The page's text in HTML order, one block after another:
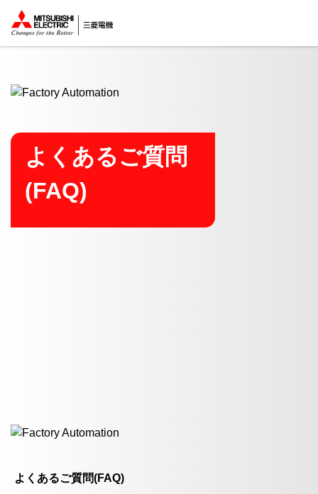
ここから本文
よくあるご質問
(FAQ)
よくあるご質問(FAQ)